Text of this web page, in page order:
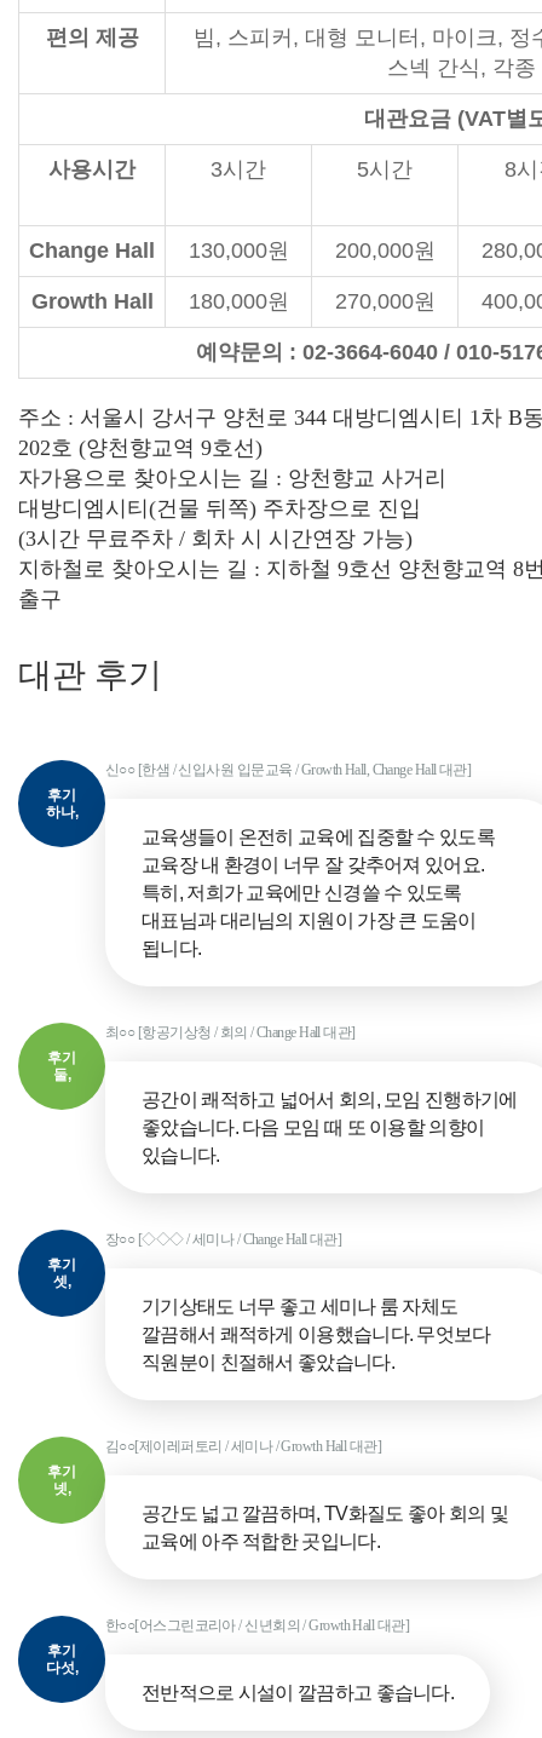
편의 제공
빔, 스피커, 대형 모니터, 마이크,
스넥 간식, 각
대관요금 (VAT별
사용시간 3시간 5시간 8
Change Hall 130,000원 200,000원
Growth Hall 180,000원 270,000원
예약문의 : 02-3664-6040 / 010-
주소 : 서울시 강서구 양천로 344 대방디엠시티 1차 B
202호 (양천향교역 9호선)
자가용으로 찾아오시는 길 : 앙천향교 사거리
대방디엠시티(건물 뒤쪽) 주차장으로 진입
(3시간 무료주차 / 회차 시 시간연장 가능)
지하철로 찾아오시는 길 : 지하철 9호선 양천향교역 8
출구
대관 후기
후기
하나,
신○○ [한샘 / 신입사원 입문교육 / Growth Hall, Change Hall 대관]
교육생들이 온전히 교육에 집중할 수 있도록
교육장 내 환경이 너무 잘 갖추어져 있어요.
특히, 저희가 교육에만 신경쓸 수 있도록
대표님과 대리님의 지원이 가장 큰 도움이
됩니다.
후기
둘,
최○○ [항공기상청 / 회의 / Change Hall 대관]
공간이 쾌적하고 넓어서 회의, 모임 진행하기에
좋았습니다. 다음 모임 때 또 이용할 의향이
있습니다.
후기
셋,
장○○ [◇◇◇ / 세미나 / Change Hall 대관]
기기상태도 너무 좋고 세미나 룸 자체도
깔끔해서 쾌적하게 이용했습니다. 무엇보다
직원분이 친절해서 좋았습니다.
후기
넷,
김○○[제이레퍼토리 / 세미나 / Growth Hall 대관]
공간도 넓고 깔끔하며, TV화질도 좋아 회의 및
교육에 아주 적합한 곳입니다.
후기
다섯,
한○○[어스그린코리아 / 신년회의 / Growth Hall 대관]
전반적으로 시설이 깔끔하고 좋습니다.